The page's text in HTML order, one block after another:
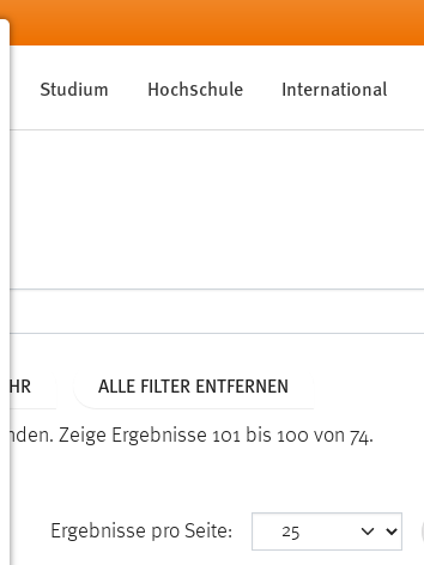
Studium Hochschule International
ALLE FILTER ENTFERNEN
Zeige Ergebnisse 101 bis 100 von 74.
Ergebnisse pro Seite: